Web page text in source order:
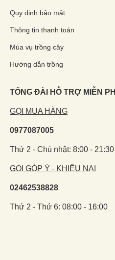
Quy định bảo mật
Thông tin thanh toán
Mùa vụ trồng cây
Hướng dẫn trồng
TỔNG ĐÀI HỖ TRỢ MIỄN PHÍ
GỌI MUA HÀNG
0977087005
Thứ 2 - Chủ nhật: 8:00 - 21:30
GỌI GÓP Ý - KHIẾU NẠI
02462538828
Thứ 2 - Thứ 6: 08:00 - 16:00